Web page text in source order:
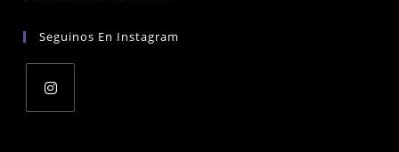
application
Seguinos En Instagram